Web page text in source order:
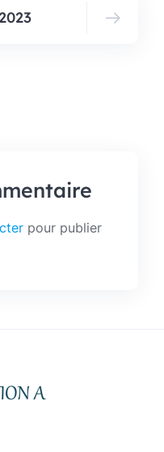
pour publier